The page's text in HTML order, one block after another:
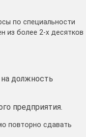
по специальности
из более 2-х десятков
должность
предприятия.
повторно сдавать